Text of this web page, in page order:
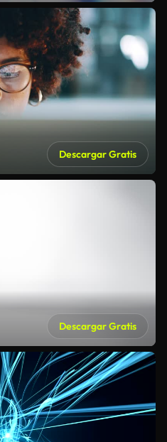
Descargar Gratis
Descargar Gratis